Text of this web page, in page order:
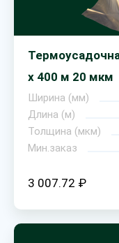
х 400 м 20 мкм
Ширина (мм)
Длина (м)
Толщина (мкм)
Мин.заказ
3 007.72 ₽